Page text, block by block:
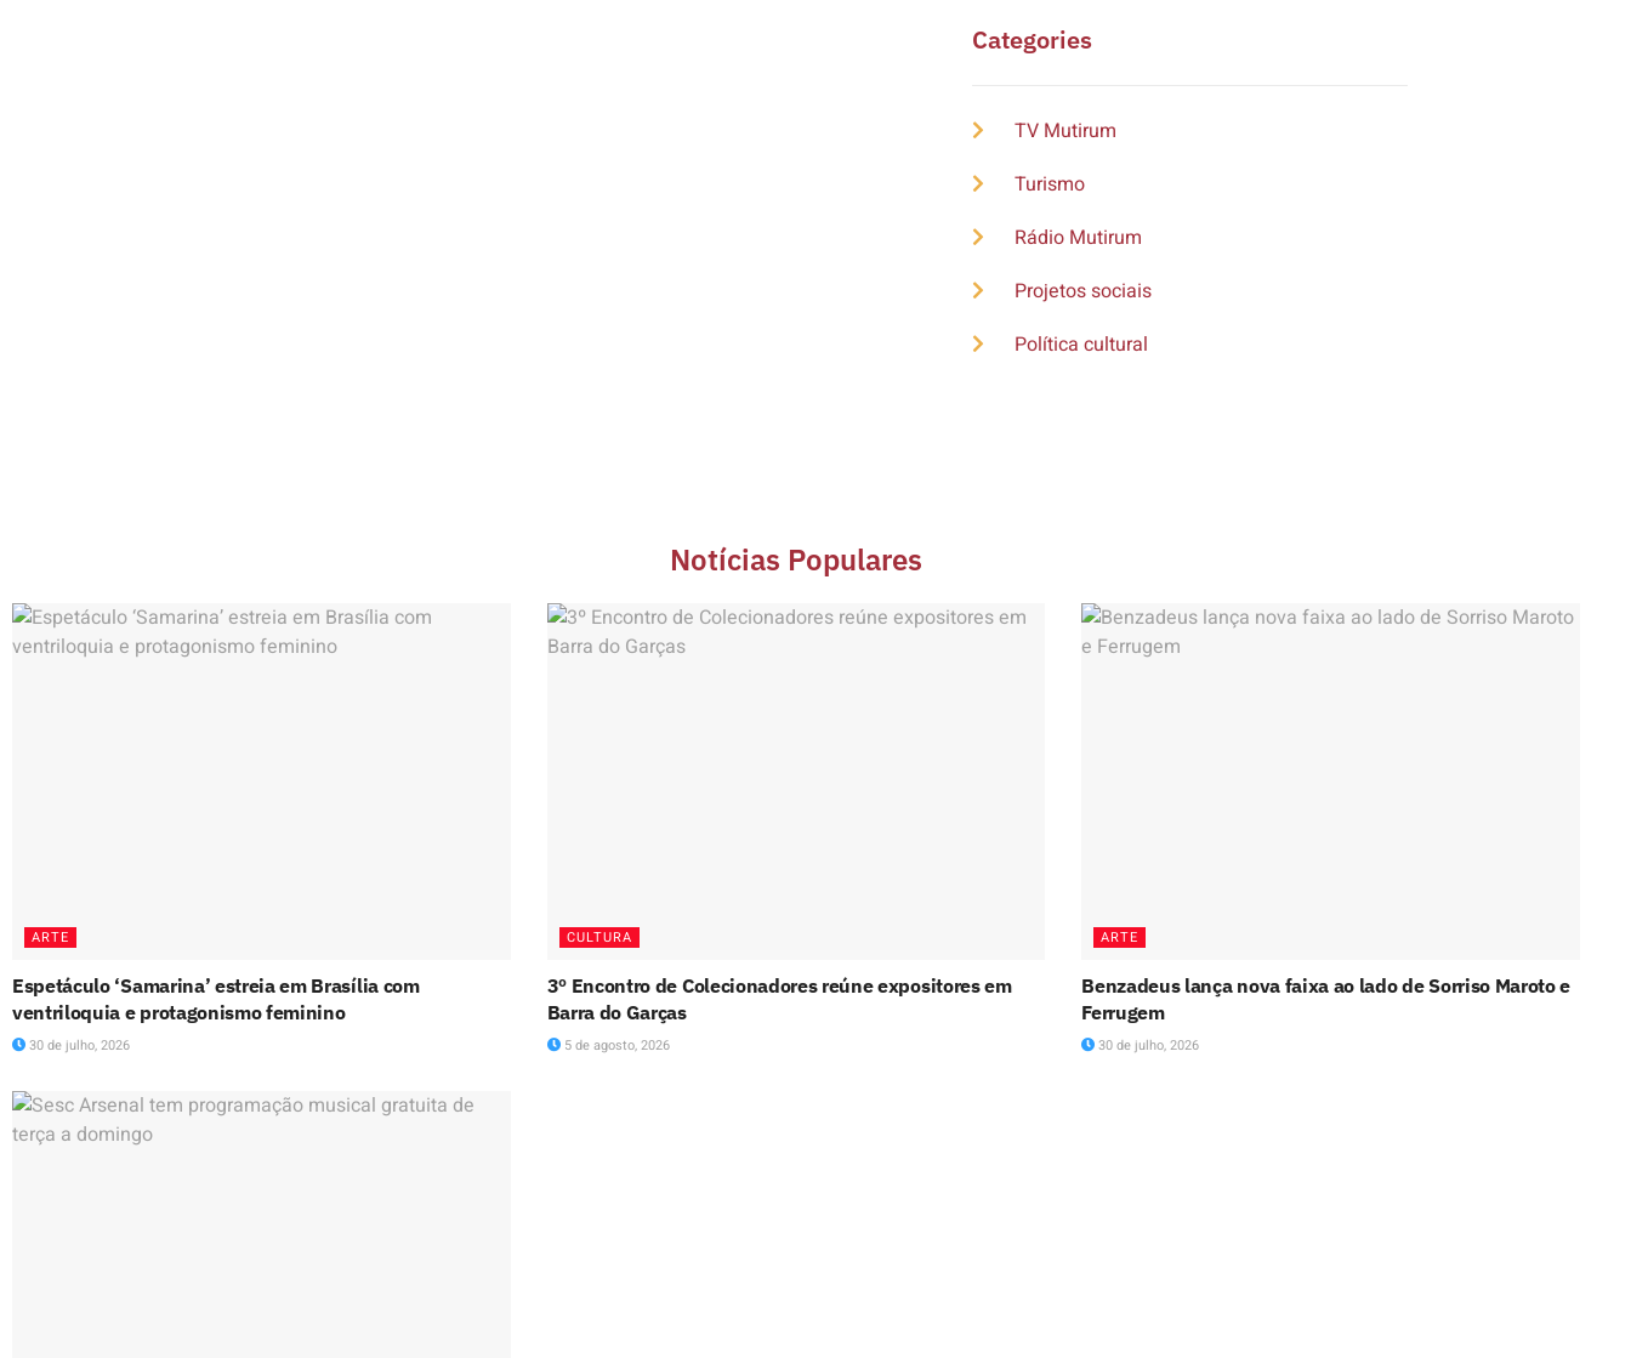
Categories
TV Mutirum
Turismo
Rádio Mutirum
Projetos sociais
Política cultural
Notícias Populares
ARTE
Espetáculo ‘Samarina’ estreia em Brasília com
ventriloquia e protagonismo feminino
30 de julho, 2026
CULTURA
3º Encontro de Colecionadores reúne expositores em
Barra do Garças
5 de agosto, 2026
ARTE
Benzadeus lança nova faixa ao lado de Sorriso Maroto e
Ferrugem
30 de julho, 2026